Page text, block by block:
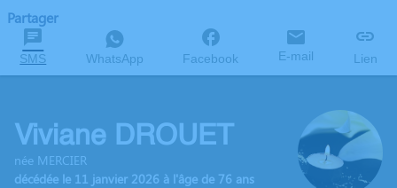
Partager
SMS WhatsApp Facebook E-mail Lien
Viviane DROUET
née MERCIER
décédée le 11 janvier 2026 à l'âge de 76 ans